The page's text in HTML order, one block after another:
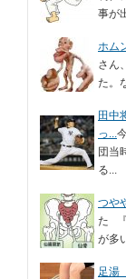
事が
ホム
さん
た。
田中
っ...
団当
る...
つや
た 『
が多
足湯